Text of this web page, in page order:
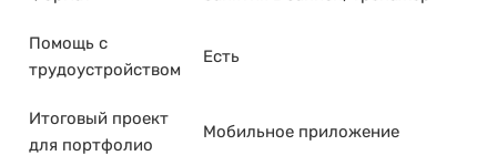
Помощь с
трудоустройством
Есть
Итоговый проект
для портфолио
Мобильное приложение